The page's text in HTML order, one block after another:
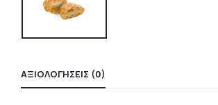
ΑΞΙΟΛΟΓΉΣΕΙΣ (0)